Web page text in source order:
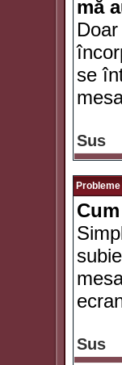
mă
se
Sus
Sus